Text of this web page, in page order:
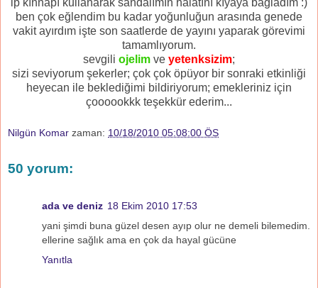
ip kınnapı kullanarak sandalımın halatını kıyaya bağladım :)
ben çok eğlendim bu kadar yoğunluğun arasında genede
vakit ayırdım işte son saatlerde de yayını yaparak görevimi
tamamlıyorum.
sevgili ojelim ve yetenksizim;
sizi seviyorum şekerler; çok çok öpüyor bir sonraki etkinliği
heyecan ile beklediğimi bildiriyorum; emekleriniz için
çoooookkk teşekkür ederim...
Nilgün Komar zaman: 10/18/2010 05:08:00 ÖS
50 yorum:
ada ve deniz 18 Ekim 2010 17:53
yani şimdi buna güzel desen ayıp olur ne demeli bilemedim.
ellerine sağlık ama en çok da hayal gücüne
Yanıtla